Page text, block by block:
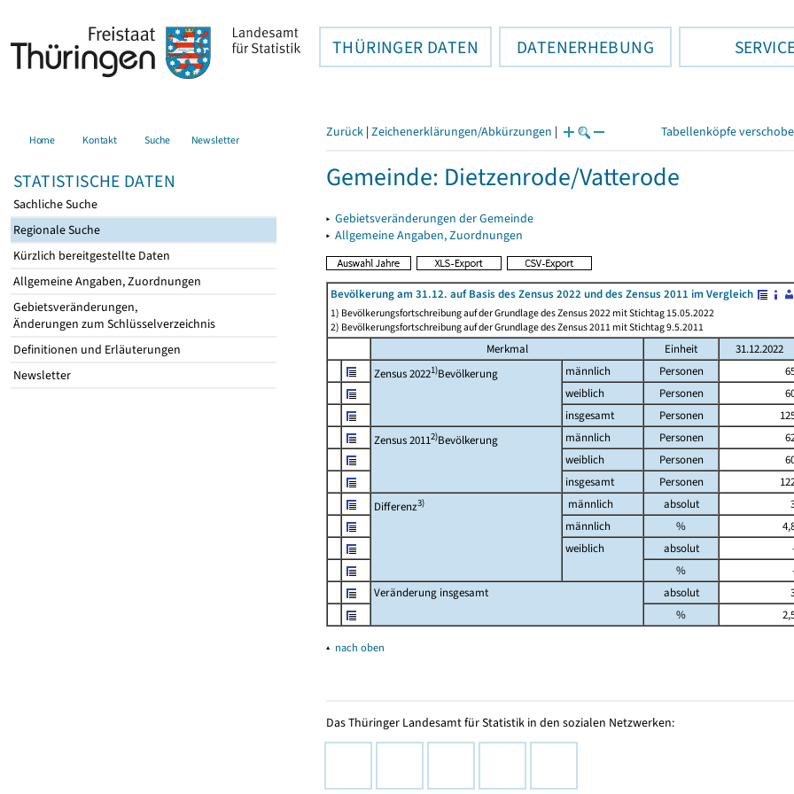
THÜRINGER DATEN DATENERHEBUNG
Home Kontakt Suche Newsletter
STATISTISCHE DATEN
Sachliche Suche
Regionale Suche
Kürzlich bereitgestellte Daten
Allgemeine Angaben, Zuordnungen
Gebietsveränderungen,
Änderungen zum Schlüsselverzeichnis
Definitionen und Erläuterungen
Newsletter
Zurück | Zeichenerklärungen/Abkürzungen | Tabellenköpfe
Gemeinde: Dietzenrode/Vatterode
▸ Gebietsveränderungen der Gemeinde
▸ Allgemeine Angaben, Zuordnungen
Bevölkerung am 31.12. auf Basis des Zensus 2022 und des Zensus 2011 im Vergleich
1) Bevölkerungsfortschreibung auf der Grundlage des Zensus 2022 mit Stichtag 15.05.2022
2) Bevölkerungsfortschreibung auf der Grundlage des Zensus 2011 mit Stichtag 9.5.2011
Merkmal Einheit
31.12.2022
Zensus 20221)Bevölkerung männlich Personen
weiblich
Personen
insgesamt
Personen
Zensus 20112)Bevölkerung männlich Personen
weiblich
Personen
insgesamt
Personen
Differenz3) männlich absolut
männlich
%
weiblich
absolut
%
Veränderung insgesamt
absolut
%
▴ nach oben
Das Thüringer Landesamt für Statistik in den sozialen Netzwerken: